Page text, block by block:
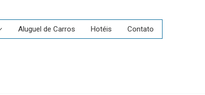
Aluguel de Carros Hotéis Contato